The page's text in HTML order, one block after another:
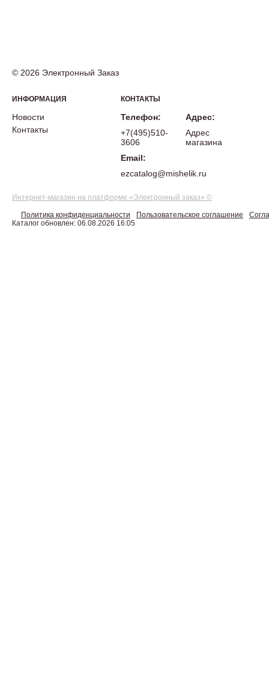
© 2026 Электронный Заказ
ИНФОРМАЦИЯ
Новости
Контакты
КОНТАКТЫ
Телефон:
+7(495)510-
3606
Email:
ezcatalog@mishelik.ru
Адрес:
Адрес
магазина
Интернет-магазин на платформе «Электронный заказ» ©
Политика конфиденциальности Пользовательское соглашение
Каталог обновлен: 06.08.2026 16:05